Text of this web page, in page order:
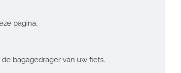
pagina.
bagagedrager van uw fiets.